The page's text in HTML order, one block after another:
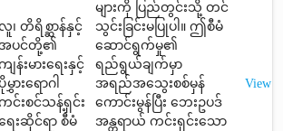
၊ တိရိစ္ဆာန်နှင့်
အပင်တို့၏
ျန်းမားရေးနှင့်
မွှားရောဂါ
င်းစင်သန့်ရှင်း
ေးဆိုင်ရာ စီမံ
များကို ပြည်တွင်းသို့ တင်
သွင်းခြင်းမပြုပါ။ ဤစီမံ
ဆောင်ရွက်မှု၏
ရည်ရွယ်ချက်မှာ
အရည်အသွေးစစ်မှန်
ကောင်းမွန်ပြီး ဘေးဥပဒ်
အန္တရာယ် ကင်းရှင်းသော
View